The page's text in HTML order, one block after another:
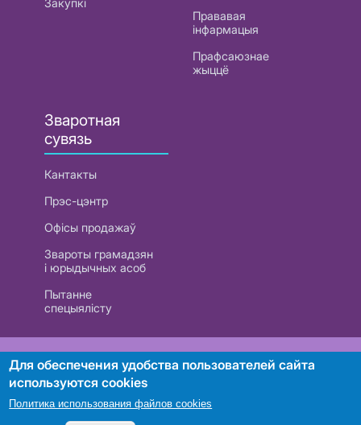
Закупкі
Прававая
інфармацыя
Прафсаюзнае
жыццё
Зваротная
сувязь
Кантакты
Прэс-цэнтр
Офісы продажаў
Звароты грамадзян
і юрыдычных асоб
Пытанне
спецыялісту
РУП «Белтэлекам». УНП 101007741
Для обеспечения удобства пользователей сайта
используются cookies
Политика использования файлов cookies